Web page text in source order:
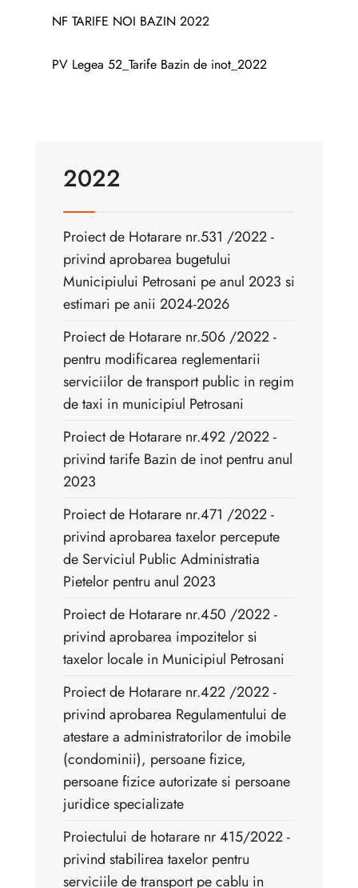
NF TARIFE NOI BAZIN 2022
PV Legea 52_Tarife Bazin de inot_2022
2022
Proiect de Hotarare nr.531 /2022 -
privind aprobarea bugetului
Municipiului Petrosani pe anul 2023 si
estimari pe anii 2024-2026
Proiect de Hotarare nr.506 /2022 -
pentru modificarea reglementarii
serviciilor de transport public in regim
de taxi in municipiul Petrosani
Proiect de Hotarare nr.492 /2022 -
privind tarife Bazin de inot pentru anul
2023
Proiect de Hotarare nr.471 /2022 -
privind aprobarea taxelor percepute
de Serviciul Public Administratia
Pietelor pentru anul 2023
Proiect de Hotarare nr.450 /2022 -
privind aprobarea impozitelor si
taxelor locale in Municipiul Petrosani
Proiect de Hotarare nr.422 /2022 -
privind aprobarea Regulamentului de
atestare a administratorilor de imobile
(condominii), persoane fizice,
persoane fizice autorizate si persoane
juridice specializate
Proiectului de hotarare nr 415/2022 -
privind stabilirea taxelor pentru
serviciile de transport pe cablu in